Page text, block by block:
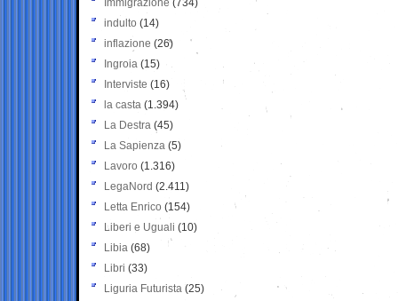
Immigrazione (734)
indulto (14)
inflazione (26)
Ingroia (15)
Interviste (16)
la casta (1.394)
La Destra (45)
La Sapienza (5)
Lavoro (1.316)
LegaNord (2.411)
Letta Enrico (154)
Liberi e Uguali (10)
Libia (68)
Libri (33)
Liguria Futurista (25)